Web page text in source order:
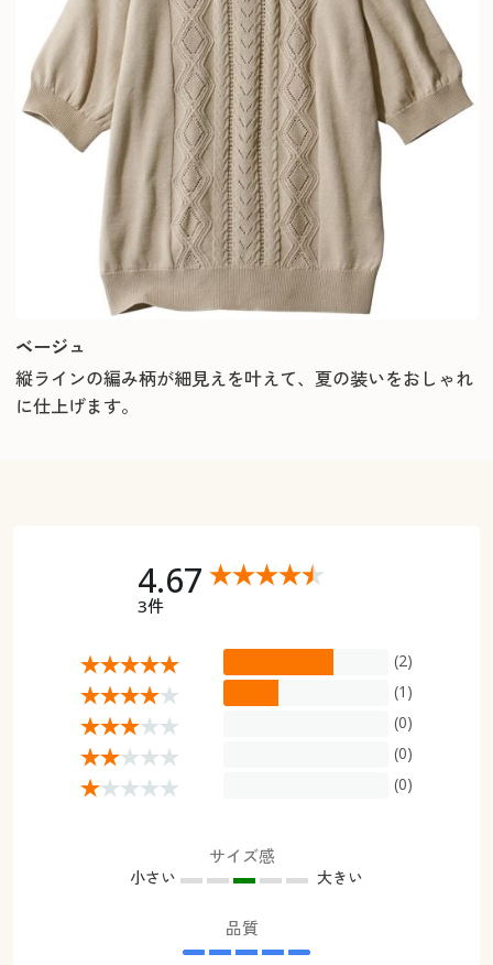
ベージュ
縦ラインの編み柄が細見えを叶えて、夏の装いをおしゃれ
に仕上げます。
4.67
3件
(2)
(1)
(0)
(0)
(0)
サイズ感
小さい 大きい
品質